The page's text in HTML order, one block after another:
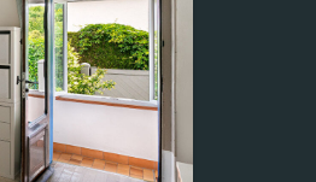
Pièce(s)
5
Chambre(s)
3
Salle de bain
1